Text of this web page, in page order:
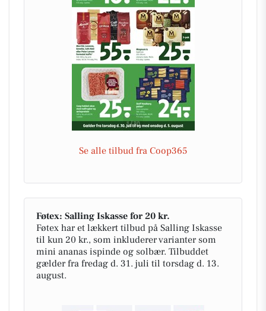
Se alle tilbud fra Coop365
Føtex: Salling Iskasse for 20 kr.
Føtex har et lækkert tilbud på Salling Iskasse
til kun 20 kr., som inkluderer varianter som
mini ananas ispinde og solbær. Tilbuddet
gælder fra fredag d. 31. juli til torsdag d. 13.
august.